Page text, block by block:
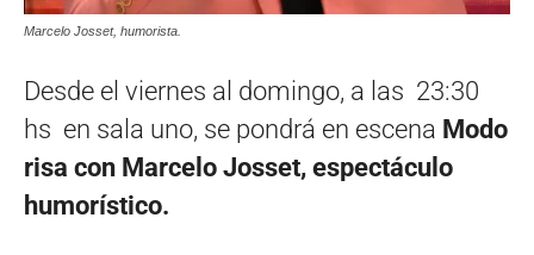
Marcelo Josset, humorista.
Desde el viernes al domingo, a las 23:30
hs en sala uno, se pondrá en escena Modo
risa con Marcelo Josset, espectáculo
humorístico.